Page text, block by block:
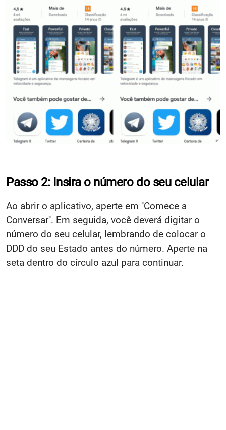
Passo 2: Insira o número do seu celular
Ao abrir o aplicativo, aperte em ''Comece a
Conversar''. Em seguida, você deverá digitar o
número do seu celular, lembrando de colocar o
DDD do seu Estado antes do número. Aperte na
seta dentro do círculo azul para continuar.